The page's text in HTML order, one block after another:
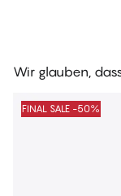
Wir glauben,
FINAL SALE -50%